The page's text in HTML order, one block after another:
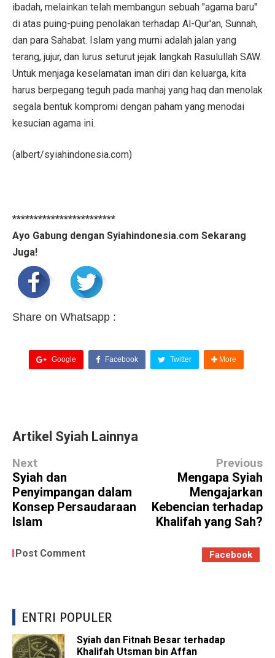
ibadah, melainkan telah membangun sebuah "agama baru"
di atas puing-puing penolakan terhadap Al-Qur'an, Sunnah,
dan para Sahabat. Islam yang murni adalah jalan yang
terang, jujur, dan lurus seturut jejak langkah Rasulullah SAW.
Untuk menjaga keselamatan iman diri dan keluarga, kita
harus berpegang teguh pada manhaj yang haq dan menolak
segala bentuk kompromi dengan paham yang menodai
kesucian agama ini.
(albert/syiahindonesia.com)
************************
Ayo Gabung dengan Syiahindonesia.com Sekarang
Juga!
Share on Whatsapp :
Google Facebook Twitter More
Artikel Syiah Lainnya
Next
Syiah dan
Penyimpangan dalam
Konsep Persaudaraan
Islam
Previous
Mengapa Syiah
Mengajarkan
Kebencian terhadap
Khalifah yang Sah?
Post Comment Facebook
ENTRI POPULER
Syiah dan Fitnah Besar terhadap
Khalifah Utsman bin Affan